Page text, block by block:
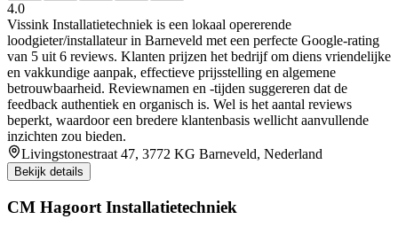
4.0
Vissink Installatietechniek is een lokaal opererende
loodgieter/installateur in Barneveld met een perfecte Google-rating
van 5 uit 6 reviews. Klanten prijzen het bedrijf om diens vriendelijke
en vakkundige aanpak, effectieve prijsstelling en algemene
betrouwbaarheid. Reviewnamen en -tijden suggereren dat de
feedback authentiek en organisch is. Wel is het aantal reviews
beperkt, waardoor een bredere klantenbasis wellicht aanvullende
inzichten zou bieden.
Livingstonestraat 47, 3772 KG Barneveld, Nederland
Bekijk details
CM Hagoort Installatietechniek